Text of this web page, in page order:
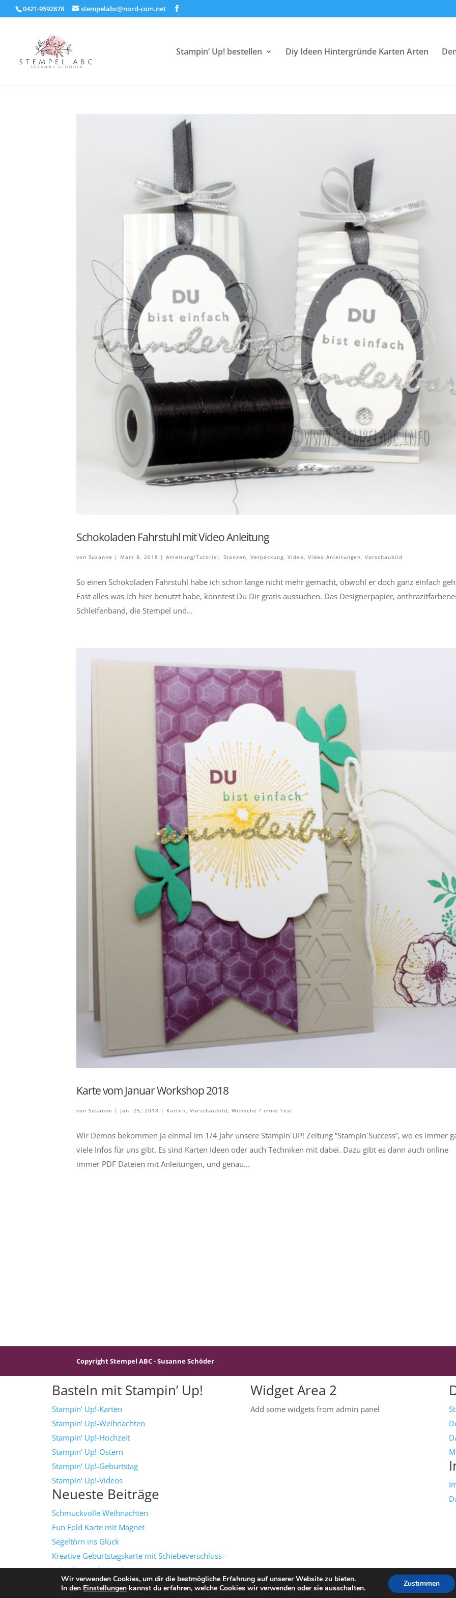
0421-9592878 stempelabc@nord-com.net
Stampin‘ Up! bestellen Diy Ideen Hintergründe Karten Arten
Schokoladen Fahrstuhl mit Video Anleitung
von Susanne | März 8, 2018 | Anleitung/Tutorial Stanzen Verpackung Video Video Anleitungen Vorschaubild
So einen Schokoladen Fahrstuhl habe ich schon lange nicht mehr gemacht, obwohl er doch ganz einfach
Fast alles was ich hier benutzt habe, könntest Du Dir gratis aussuchen. Das Designerpapier,
Schleifenband, die Stempel und...
Karte vom Januar Workshop 2018
von Susanne | Jan. 25, 2018 | Karten, Vorschaubild, Wünsche / ohne Text
Wir Demos bekommen ja einmal im 1/4 Jahr unsere Stampin´UP! Zeitung “Stampin´Success”, wo es immer
viele Infos für uns gibt. Es sind Karten Ideen oder auch Techniken mit dabei. Dazu gibt es dann auch online
immer PDF Dateien mit Anleitungen, und genau...
Copyright Stempel ABC - Susanne Schöder
Wir verwenden Cookies, um dir die bestmögliche Erfahrung auf unserer Website zu bieten.
In den Einstellungen kannst du erfahren, welche Cookies wir verwenden oder sie ausschalten. Zustimmen
Basteln mit Stampin’ Up!
Stampin‘ Up!-Karten
Stampin‘ Up!-Weihnachten
Stampin‘ Up!-Hochzeit
Stampin‘ Up!-Ostern
Stampin‘ Up!-Geburtstag
Stampin‘ Up!-Videos
Neueste Beiträge
Schmuckvolle Weihnachten
Fun Fold Karte mit Magnet
Segeltörn ins Glück
Kreative Geburtstagskarte mit Schiebeverschluss –
schnell & einfach gebastelt!
Grüße mit Textur
Widget Area 2
Add some widgets from admin panel